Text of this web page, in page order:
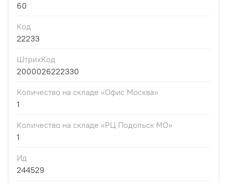
60
Код
22233
ШтрихКод
2000026222330
Количество на складе «Офис Москва»
1
Количество на складе «РЦ Подольск МО»
1
Ид
244529